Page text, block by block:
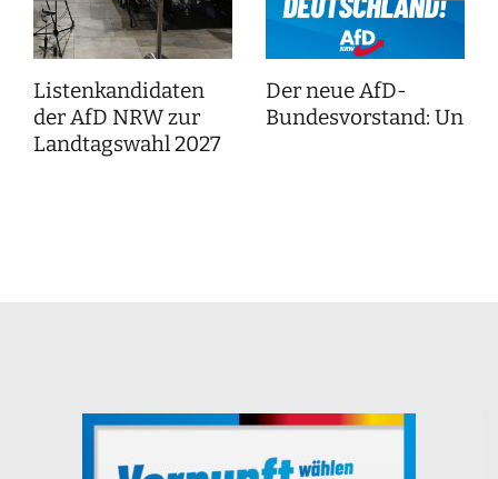
Listenkandidaten
der AfD NRW zur
Landtagswahl 2027
Der neue AfD-
Bundesvorstand: